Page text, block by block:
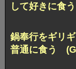
して好きに食
鍋奉行をギリ
普通に食う